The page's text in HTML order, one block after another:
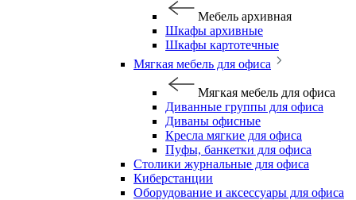
Мебель архивная
Шкафы архивные
Шкафы картотечные
Мягкая мебель для офиса
Мягкая мебель для офиса
Диванные группы для офиса
Диваны офисные
Кресла мягкие для офиса
Пуфы, банкетки для офиса
Столики журнальные для офиса
Киберстанции
Оборудование и аксессуары для офиса